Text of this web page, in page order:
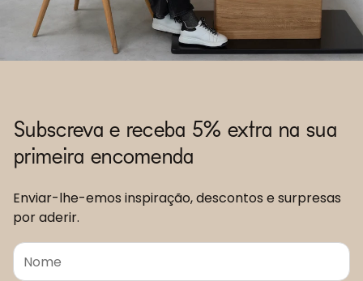
Subscreva e receba 5% extra na sua
primeira encomenda
Enviar-lhe-emos inspiração, descontos e surpresas
por aderir.